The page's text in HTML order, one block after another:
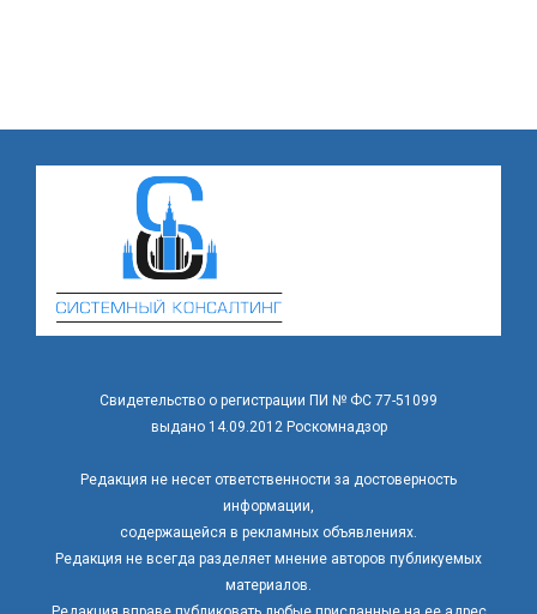
Свидетельство о регистрации ПИ № ФС 77-51099
выдано 14.09.2012 Роскомнадзор
Редакция не несет ответственности за достоверность
информации,
содержащейся в рекламных объявлениях.
Редакция не всегда разделяет мнение авторов публикуемых
материалов.